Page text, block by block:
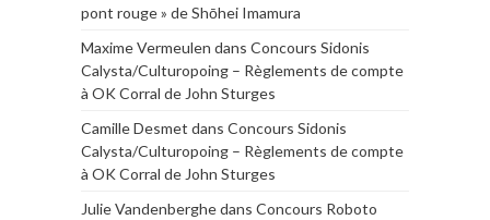
pont rouge » de Shōhei Imamura
Maxime Vermeulen dans Concours Sidonis
Calysta/Culturopoing – Règlements de compte
à OK Corral de John Sturges
Camille Desmet dans Concours Sidonis
Calysta/Culturopoing – Règlements de compte
à OK Corral de John Sturges
Julie Vandenberghedans Concours Roboto